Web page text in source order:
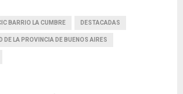
BARRIO LA CUMBRE DESTACADAS
DE LA PROVINCIA DE BUENOS AIRES